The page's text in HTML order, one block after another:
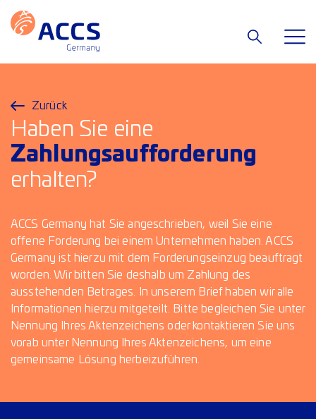
Zurück
Haben Sie eine
Zahlungsaufforderung
erhalten?
ACCS Germany hat Sie angeschrieben, weil Sie eine
offene Forderung bei einem Unternehmen haben. ACCS
Germany ist hierzu mit dem Forderungseinzug beauftragt
worden. Wir bitten Sie deshalb um Zahlung des
ausstehenden Betrages. In unserem Brief haben wir alle
Informationen hierzu mitgeteilt. Bitte begleichen Sie unter
Nennung Ihres Aktenzeichens oder kontaktieren Sie uns
vorab unter Nennung Ihres Aktenzeichens, um eine
gemeinsame Lösung herbeizuführen.